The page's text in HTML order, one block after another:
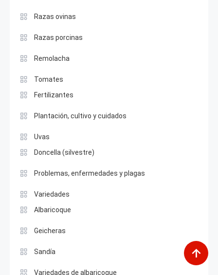
Razas ovinas
Razas porcinas
Remolacha
Tomates
Fertilizantes
Plantación, cultivo y cuidados
Uvas
Doncella (silvestre)
Problemas, enfermedades y plagas
Variedades
Albaricoque
Geicheras
Sandía
Variedades de albaricoque